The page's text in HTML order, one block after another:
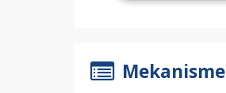
Mekanisme